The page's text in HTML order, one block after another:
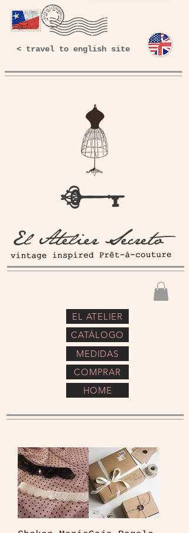
< travel to english site
EL ATELIER
CATÁLOGO
MEDIDAS
COMPRAR
HOME